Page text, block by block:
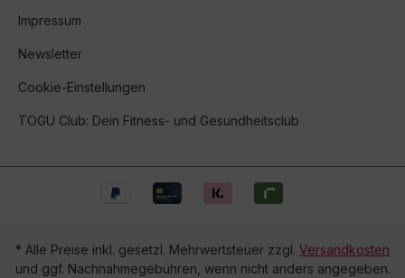
Impressum
Newsletter
Cookie-Einstellungen
TOGU Club: Dein Fitness- und Gesundheitsclub
* Alle Preise inkl. gesetzl. Mehrwertsteuer zzgl. Versandkosten
und ggf. Nachnahmegebühren, wenn nicht anders angegeben.